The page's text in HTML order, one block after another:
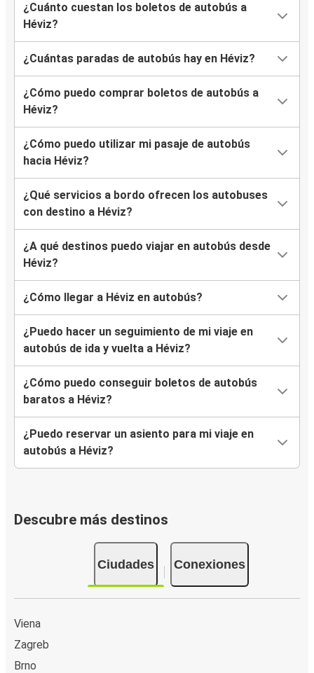
¿Cuánto cuestan los boletos de autobús a
Héviz?
¿Cuántas paradas de autobús hay en Héviz?
¿Cómo puedo comprar boletos de autobús a
Héviz?
¿Cómo puedo utilizar mi pasaje de autobús
hacia Héviz?
¿Qué servicios a bordo ofrecen los autobuses
con destino a Héviz?
¿A qué destinos puedo viajar en autobús desde
Héviz?
¿Cómo llegar a Héviz en autobús?
¿Puedo hacer un seguimiento de mi viaje en
autobús de ida y vuelta a Héviz?
¿Cómo puedo conseguir boletos de autobús
baratos a Héviz?
¿Puedo reservar un asiento para mi viaje en
autobús a Héviz?
Descubre más destinos
Ciudades Conexiones
Viena
Zagreb
Brno